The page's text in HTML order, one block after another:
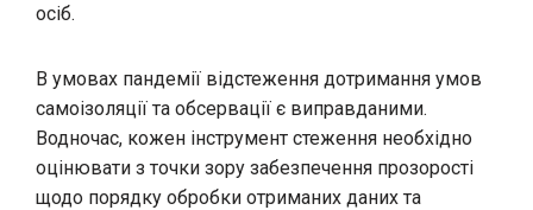
осіб.
В умовах пандемії відстеження дотримання умов
самоізоляції та обсервації є виправданими.
Водночас, кожен інструмент стеження необхідно
оцінювати з точки зору забезпечення прозорості
щодо порядку обробки отриманих даних та